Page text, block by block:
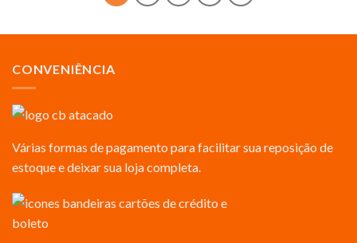
CONVENIÊNCIA
Várias formas de pagamento para facilitar sua reposição de
estoque e deixar sua loja completa.